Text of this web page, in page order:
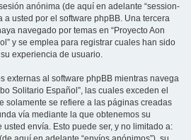
anónima (de aquí en adelante “session-
a usted por el software phpBB. Una tercera
navegado por temas en “Proyecto Aon
y se emplea para registrar cuales han sido
experiencia de usuario.
externas al software phpBB mientras navega
Solitario Español”, las cuales exceden el
solamente se refiere a las páginas creadas
vía mediante la que obtenemos su
envía. Esto puede ser, y no limitado a: